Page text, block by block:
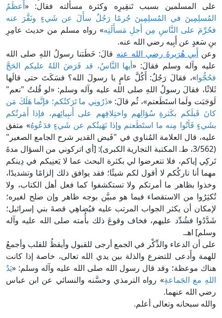
على المسلمين بسبب تَنقِيرِه وكثرة مسألته فقال: «أَعظَمُ
المُسلِمِينَ في المُسلِمِينَ جُرمًا رَجُلٌ سأَلَ عن شَيءٍ ونَقَّرَ عنه
فحُرِّمَ على النَّاسِ مِن أَجلِ مَسأَلَتِه» رواه مسلم من حديث عامِرِ
بنِ سَعدٍ عن أَبِيه رضي الله عنه.
وعنأَبي هُرَيرةَ رضي الله عنه قالَ: خَطَبَنا رسولُ اللهِ صلى الله
عليه وآله وسلم فقالَ: «أيها النَّاسُ، قد فَرَضَ اللهُ عليكم الحَجَّ
فحُجُّوا»، فقالَ رَجُلٌ: أَكُلَّ عامٍ يا رسولَ الله؟ فسَكَتَ حتى قالَها
ثَلاثًا، فقالَ رسولُ اللهِ صلى الله عليه وآله وسلم: «لو قُلتُ "نعم"
لَوَجَبَت ولَما استَطَعتم»، ثُم قالَ: «ذَرُونِي ما تَرَكتُكم؛ فإنَّما هَلَكَ مَن
كانَ قَبلَكم بكَثرةِ سُؤالِهم واختِلافِهم على أَنبِيائِهم، فإذا أَمَرتُكم
بشَيءٍ فَأتُوا مِنه ما استَطَعتم وإذا نَهَيتُكم عن شَيءٍ فدَعُوهُ» متفق
عليه، قال العلامة المُناوي في "فَيض القدير شرح الجامع الصغير"
(3/562، ط. المكتبة التجارية الكبرى): [أي اتركوني من السؤال مدةَ
تَركِي إياكم، فلا تتعرضوا لي بكثرة البحث عما لا يَعنِيكم في دِينكم
مهما أنا تاركُكم لا أقول لكم شيئًا؛ فقد يوافق ذلك إلزامًا وتشديدًا،
وخذوا بظاهر ما أمرتكم ولا تستكشفوا كما فعل أهل الكتاب، ولا
تُكثِرُوا من الاستقصاء فيما هو مبيَّن بوجه ظاهر وإن صلح لغيره؛
لإمكان أن يكثر الجواب المرتب عليه فيُضاهِي قصةَ بني إسرائيل؛
شَدَّدُوا فشُدِّد عليهم، فخاف وقوعَ ذلك بأُمته صلى الله عليه وآله
وسلم] اهـ.
على أن الدعاء والذِّكْر في الجمع أرجى للقبول وأيقظُ للقلب وأجمعُ
للهمة وأَدعى للتضرع والذلة بين يدي الله تعالى، خاصة إذا كانت
هناك موعظة؛ وقد قال رسول الله صلى الله عليه وآله وسلم: «يَدُ
اللهِ مع الجَماعةِ» رواه الترمذي وحسَّنه والنسائي عن ابن عباس
رضي الله عنهما.
والله سبحانه وتعالى أعلم.